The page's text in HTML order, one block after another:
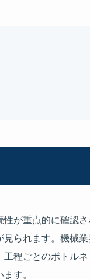
が重点的に確認
られます。機械
程ごとのボトル
す。